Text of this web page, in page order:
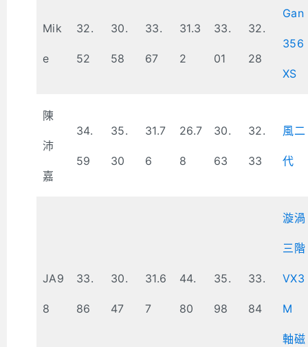
Mik
e
32.
52
30.
58
33.
67
31.3
2
33.
01
32.
28
Gan
356
XS
陳
沛
嘉
34.
59
35.
30
31.7
6
26.7
8
30.
63
32.
33
風二
代
JA9
8
33.
86
30.
47
31.6
7
44.
80
35.
98
33.
84
漩渦
三階
VX3
M
軸磁